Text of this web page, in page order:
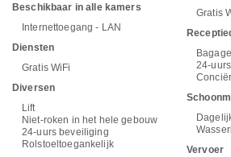
Beschikbaar in alle kamers
Internettoegang - LAN
Diensten
Gratis WiFi
Diversen
Lift
Niet-roken in het hele gebouw
24-uurs beveiliging
Rolstoeltoegankelijk
Gratis
24-
Vervoer